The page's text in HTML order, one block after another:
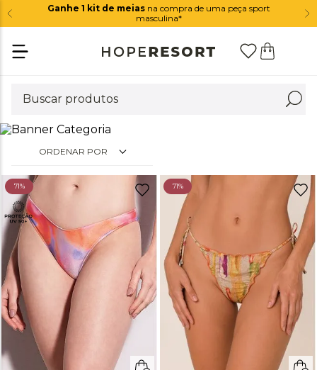
Ganhe 1 kit de meiasna compra de uma peça sport
masculina*
ORDENAR POR
71% 71%